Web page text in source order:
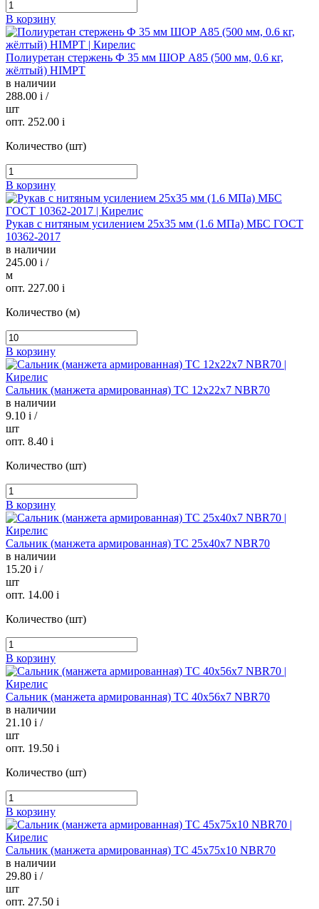
В корзину
Полиуретан стержень Ф 35 мм ШОР А85 (500 мм, 0.6 кг,
жёлтый) HIMPT
в наличии
288.00 i /
шт
опт. 252.00 i
Количество (шт)
В корзину
Рукав с нитяным усилением 25х35 мм (1.6 МПа) МБС ГОСТ
10362-2017
в наличии
245.00 i /
м
опт. 227.00 i
Количество (м)
В корзину
Сальник (манжета армированная) TC 12х22х7 NBR70
в наличии
9.10 i /
шт
опт. 8.40 i
Количество (шт)
В корзину
Сальник (манжета армированная) TC 25х40х7 NBR70
в наличии
15.20 i /
шт
опт. 14.00 i
Количество (шт)
В корзину
Сальник (манжета армированная) TC 40х56х7 NBR70
в наличии
21.10 i /
шт
опт. 19.50 i
Количество (шт)
В корзину
Сальник (манжета армированная) TC 45х75х10 NBR70
в наличии
29.80 i /
шт
опт. 27.50 i